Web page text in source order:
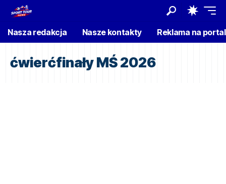
Nasza redakcja Nasze kontakty Reklama na
ćwierćfinały MŚ 2026